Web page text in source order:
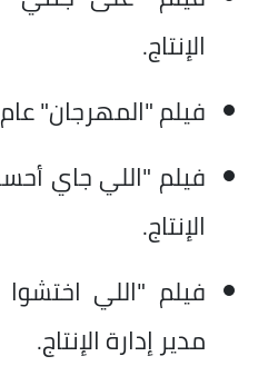
الإنتاج.
فيلم "المهرجان" عام 2014 – منتج فني.
الإنتاج.
مدير إدارة الإنتاج.